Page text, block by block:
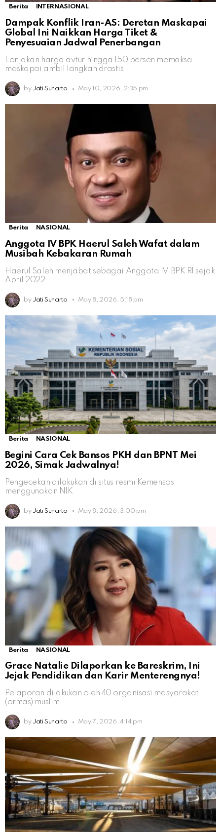
Berita INTERNASIONAL
Dampak Konflik Iran-AS: Deretan Maskapai
Global Ini Naikkan Harga Tiket &
Penyesuaian Jadwal Penerbangan
Lonjakan harga avtur hingga 150 persen memaksa
maskapai ambil langkah drastis
by Jati Sunarto May 10, 2026, 2:35 pm
Berita NASIONAL
Anggota IV BPK Haerul Saleh Wafat dalam
Musibah Kebakaran Rumah
Haerul Saleh menjabat sebagai Anggota IV BPK RI sejak
April 2022
by Jati Sunarto May 8, 2026, 5:18 pm
Berita NASIONAL
Begini Cara Cek Bansos PKH dan BPNT Mei
2026, Simak Jadwalnya!
Pengecekan dilakukan di situs resmi Kemensos
menggunakan NIK
by Jati Sunarto May 8, 2026, 3:00 pm
Berita NASIONAL
Grace Natalie Dilaporkan ke Bareskrim, Ini
Jejak Pendidikan dan Karir Menterengnya!
Pelaporan dilakukan oleh 40 organisasi masyarakat
(ormas) muslim
by Jati Sunarto May 7, 2026, 4:14 pm